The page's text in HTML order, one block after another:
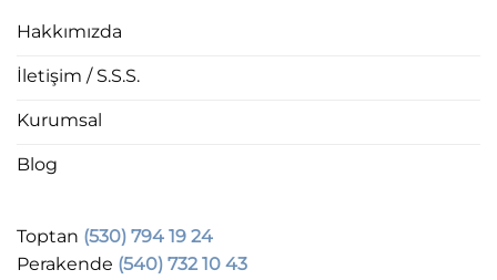
Hakkımızda
İletişim / S.S.S.
Kurumsal
Blog
Toptan (530) 794 19 24
Perakende (540) 732 10 43